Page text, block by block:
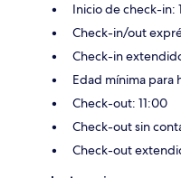
Inicio de check-in:
Check-in/out
Check-in
Edad mínima para
Check-out: 11:00
Check-out sin
Check-out